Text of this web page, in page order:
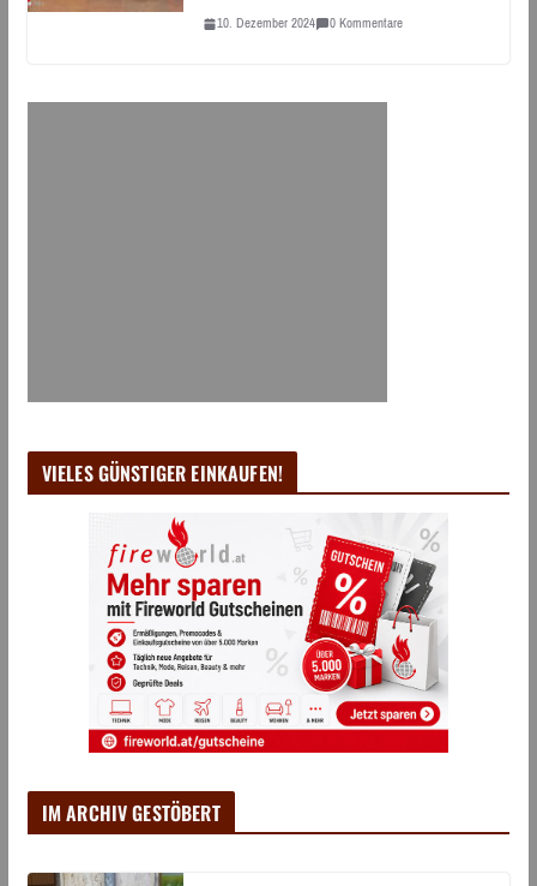
10. Dezember 2024 0 Kommentare
VIELES GÜNSTIGER EINKAUFEN!
IM ARCHIV GESTÖBERT